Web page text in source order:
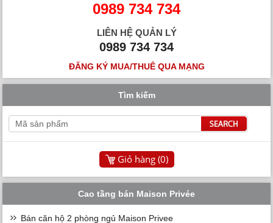
0989 734 734
LIÊN HỆ QUẢN LÝ
0989 734 734
ĐĂNG KÝ MUA/THUÊ QUA MẠNG
Tìm kiếm
Giỏ hàng (0)
Cao tầng bán Maison Privée
Bán căn hộ 2 phòng ngủ Maison Privee